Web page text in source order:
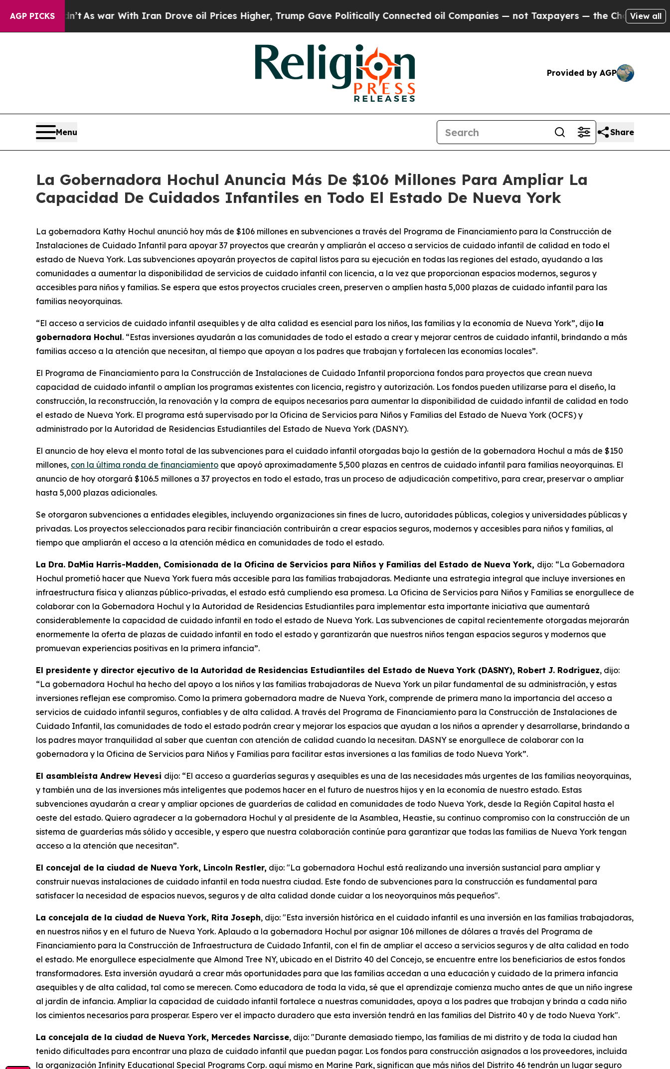
AGP PICKS
As war With Iran Drove oil Prices Higher, Trump Gave Politically Connected oil Companies — not Taxpayers — the Chance to Cash in onView all
Provided by AGP
Menu Share
La Gobernadora Hochul Anuncia Más De $106 Millones Para Ampliar La
Capacidad De Cuidados Infantiles en Todo El Estado De Nueva York
La gobernadora Kathy Hochul anunció hoy más de $106 millones en subvenciones a través del Programa de Financiamiento para la Construcción de
Instalaciones de Cuidado Infantil para apoyar 37 proyectos que crearán y ampliarán el acceso a servicios de cuidado infantil de calidad en todo el
estado de Nueva York. Las subvenciones apoyarán proyectos de capital listos para su ejecución en todas las regiones del estado, ayudando a las
comunidades a aumentar la disponibilidad de servicios de cuidado infantil con licencia, a la vez que proporcionan espacios modernos, seguros y
accesibles para niños y familias. Se espera que estos proyectos cruciales creen, preserven o amplíen hasta 5,000 plazas de cuidado infantil para las
familias neoyorquinas.
“El acceso a servicios de cuidado infantil asequibles y de alta calidad es esencial para los niños, las familias y la economía de Nueva York”, dijo la
gobernadora Hochul. “Estas inversiones ayudarán a las comunidades de todo el estado a crear y mejorar centros de cuidado infantil, brindando a más
familias acceso a la atención que necesitan, al tiempo que apoyan a los padres que trabajan y fortalecen las economías locales”.
El Programa de Financiamiento para la Construcción de Instalaciones de Cuidado Infantil proporciona fondos para proyectos que crean nueva
capacidad de cuidado infantil o amplían los programas existentes con licencia, registro y autorización. Los fondos pueden utilizarse para el diseño, la
construcción, la reconstrucción, la renovación y la compra de equipos necesarios para aumentar la disponibilidad de cuidado infantil de calidad en todo
el estado de Nueva York. El programa está supervisado por la Oficina de Servicios para Niños y Familias del Estado de Nueva York (OCFS) y
administrado por la Autoridad de Residencias Estudiantiles del Estado de Nueva York (DASNY).
El anuncio de hoy eleva el monto total de las subvenciones para el cuidado infantil otorgadas bajo la gestión de la gobernadora Hochul a más de $150
millones, con la última ronda de financiamiento que apoyó aproximadamente 5,500 plazas en centros de cuidado infantil para familias neoyorquinas. El
anuncio de hoy otorgará $106.5 millones a 37 proyectos en todo el estado, tras un proceso de adjudicación competitivo, para crear, preservar o ampliar
hasta 5,000 plazas adicionales.
Se otorgaron subvenciones a entidades elegibles, incluyendo organizaciones sin fines de lucro, autoridades públicas, colegios y universidades públicas y
privadas. Los proyectos seleccionados para recibir financiación contribuirán a crear espacios seguros, modernos y accesibles para niños y familias, al
tiempo que ampliarán el acceso a la atención médica en comunidades de todo el estado.
La Dra. DaMia Harris-Madden, Comisionada de la Oficina de Servicios para Niños y Familias del Estado de Nueva York, dijo: “La Gobernadora
Hochul prometió hacer que Nueva York fuera más accesible para las familias trabajadoras. Mediante una estrategia integral que incluye inversiones en
infraestructura física y alianzas público-privadas, el estado está cumpliendo esa promesa. La Oficina de Servicios para Niños y Familias se enorgullece de
colaborar con la Gobernadora Hochul y la Autoridad de Residencias Estudiantiles para implementar esta importante iniciativa que aumentará
considerablemente la capacidad de cuidado infantil en todo el estado de Nueva York. Las subvenciones de capital recientemente otorgadas mejorarán
enormemente la oferta de plazas de cuidado infantil en todo el estado y garantizarán que nuestros niños tengan espacios seguros y modernos que
promuevan experiencias positivas en la primera infancia”.
El presidente y director ejecutivo de la Autoridad de Residencias Estudiantiles del Estado de Nueva York (DASNY), Robert J. Rodriguez, dijo:
“La gobernadora Hochul ha hecho del apoyo a los niños y las familias trabajadoras de Nueva York un pilar fundamental de su administración, y estas
inversiones reflejan ese compromiso. Como la primera gobernadora madre de Nueva York, comprende de primera mano la importancia del acceso a
servicios de cuidado infantil seguros, confiables y de alta calidad. A través del Programa de Financiamiento para la Construcción de Instalaciones de
Cuidado Infantil, las comunidades de todo el estado podrán crear y mejorar los espacios que ayudan a los niños a aprender y desarrollarse, brindando a
los padres mayor tranquilidad al saber que cuentan con atención de calidad cuando la necesitan. DASNY se enorgullece de colaborar con la
gobernadora y la Oficina de Servicios para Niños y Familias para facilitar estas inversiones a las familias de todo Nueva York”.
El asambleísta Andrew Hevesi dijo: “El acceso a guarderías seguras y asequibles es una de las necesidades más urgentes de las familias neoyorquinas,
y también una de las inversiones más inteligentes que podemos hacer en el futuro de nuestros hijos y en la economía de nuestro estado. Estas
subvenciones ayudarán a crear y ampliar opciones de guarderías de calidad en comunidades de todo Nueva York, desde la Región Capital hasta el
oeste del estado. Quiero agradecer a la gobernadora Hochul y al presidente de la Asamblea, Heastie, su continuo compromiso con la construcción de un
sistema de guarderías más sólido y accesible, y espero que nuestra colaboración continúe para garantizar que todas las familias de Nueva York tengan
acceso a la atención que necesitan”.
El concejal de la ciudad de Nueva York, Lincoln Restler, dijo: "La gobernadora Hochul está realizando una inversión sustancial para ampliar y
construir nuevas instalaciones de cuidado infantil en toda nuestra ciudad. Este fondo de subvenciones para la construcción es fundamental para
satisfacer la necesidad de espacios nuevos, seguros y de alta calidad donde cuidar a los neoyorquinos más pequeños".
La concejala de la ciudad de Nueva York, Rita Joseph, dijo: "Esta inversión histórica en el cuidado infantil es una inversión en las familias trabajadoras,
en nuestros niños y en el futuro de Nueva York. Aplaudo a la gobernadora Hochul por asignar 106 millones de dólares a través del Programa de
Financiamiento para la Construcción de Infraestructura de Cuidado Infantil, con el fin de ampliar el acceso a servicios seguros y de alta calidad en todo
el estado. Me enorgullece especialmente que Almond Tree NY, ubicado en el Distrito 40 del Concejo, se encuentre entre los beneficiarios de estos fondos
transformadores. Esta inversión ayudará a crear más oportunidades para que las familias accedan a una educación y cuidado de la primera infancia
asequibles y de alta calidad, tal como se merecen. Como educadora de toda la vida, sé que el aprendizaje comienza mucho antes de que un niño ingrese
al jardín de infancia. Ampliar la capacidad de cuidado infantil fortalece a nuestras comunidades, apoya a los padres que trabajan y brinda a cada niño
los cimientos necesarios para prosperar. Espero ver el impacto duradero que esta inversión tendrá en las familias del Distrito 40 y de todo Nueva York".
La concejala de la ciudad de Nueva York, Mercedes Narcisse, dijo: "Durante demasiado tiempo, las familias de mi distrito y de toda la ciudad han
tenido dificultades para encontrar una plaza de cuidado infantil que puedan pagar. Los fondos para construcción asignados a los proveedores, incluida
la organización Infinity Educational Special Programs Corp. aquí mismo en Marine Park, significan que más niños del Distrito 46 tendrán un lugar seguro